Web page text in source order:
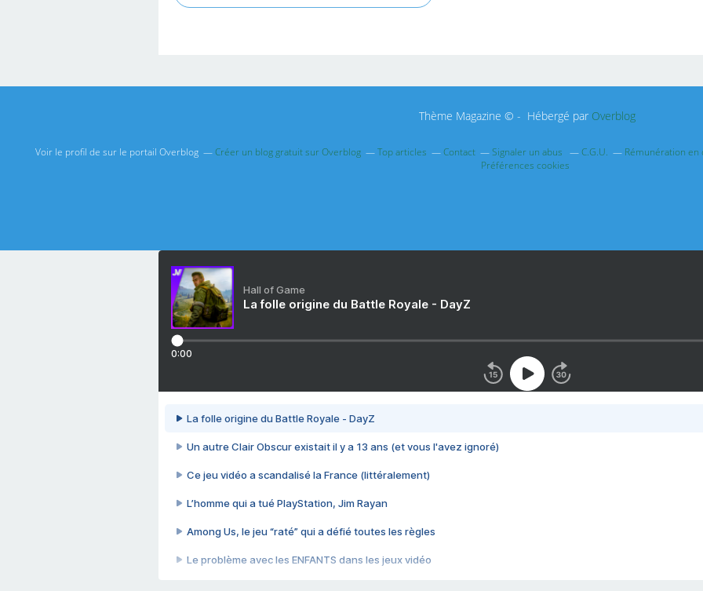
Thème Magazine © - Hébergé par Overblog
Voir le profil de sur le portail Overblog Créer un blog gratuit sur Overblog Top articles Contact Signaler un abus C.G.U. Rémunération
Préférences cookies
Hall of Game
La folle origine du Battle Royale - DayZ
0:00
La folle origine du Battle Royale - DayZ
Un autre Clair Obscur existait il y a 13 ans (et vous l'avez ignoré)
Ce jeu vidéo a scandalisé la France (littéralement)
L’homme qui a tué PlayStation, Jim Rayan
Among Us, le jeu “raté” qui a défié toutes les règles
Le problème avec les ENFANTS dans les jeux vidéo